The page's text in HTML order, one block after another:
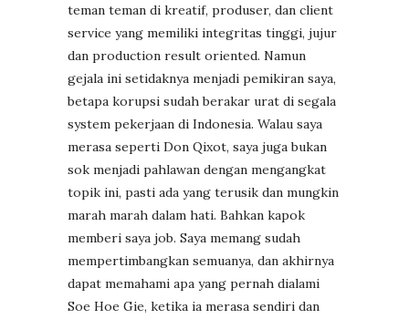
teman teman di kreatif, produser, dan client
service yang memiliki integritas tinggi, jujur
dan production result oriented. Namun
gejala ini setidaknya menjadi pemikiran saya,
betapa korupsi sudah berakar urat di segala
system pekerjaan di Indonesia. Walau saya
merasa seperti Don Qixot, saya juga bukan
sok menjadi pahlawan dengan mengangkat
topik ini, pasti ada yang terusik dan mungkin
marah marah dalam hati. Bahkan kapok
memberi saya job. Saya memang sudah
mempertimbangkan semuanya, dan akhirnya
dapat memahami apa yang pernah dialami
Soe Hoe Gie, ketika ia merasa sendiri dan